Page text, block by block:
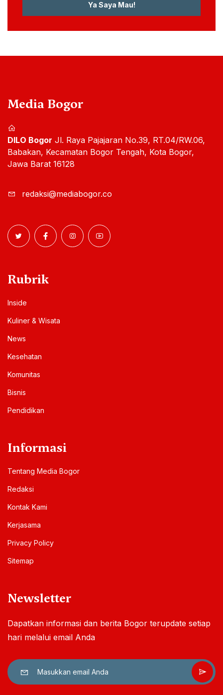
Ya Saya Mau!
Media Bogor
DILO Bogor Jl. Raya Pajajaran No.39, RT.04/RW.06,
Babakan, Kecamatan Bogor Tengah, Kota Bogor,
Jawa Barat 16128
redaksi@mediabogor.co
Rubrik
Inside
Kuliner & Wisata
News
Kesehatan
Komunitas
Bisnis
Pendidikan
Informasi
Tentang Media Bogor
Redaksi
Kontak Kami
Kerjasama
Privacy Policy
Sitemap
Newsletter
Dapatkan informasi dan berita Bogor terupdate setiap
hari melalui email Anda